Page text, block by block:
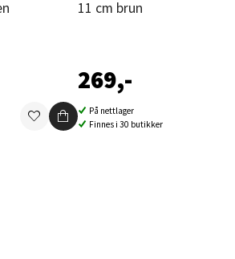
11 cm brun
269,-
På nettlager
Finnes i 30 butikker